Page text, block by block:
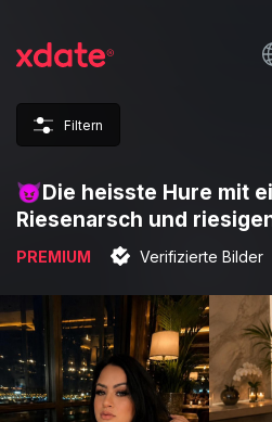
Filtern
😈Die heisste Hure mit
Riesenarsch und
PREMIUM Verifizierte Bilder